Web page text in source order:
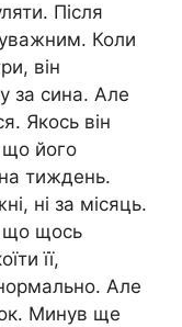
Після
Коли
він
за сина. Але
Якось він
що його
тиждень.
ні за місяць.
що щось
її,
Але
Минув ще